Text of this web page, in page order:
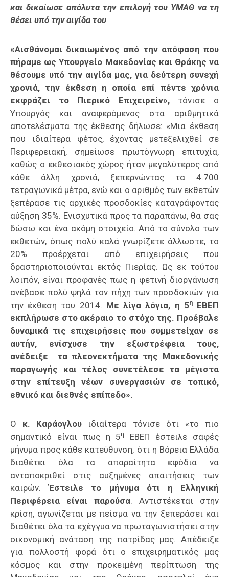
και δικαίωσε απόλυτα την επιλογή του ΥΜΑΘ να τη
θέσει υπό την αιγίδα του
«Αισθάνομαι δικαιωμένος από την απόφαση που
πήραμε ως Υπουργείο Μακεδονίας και Θράκης να
θέσουμε υπό την αιγίδα μας, για δεύτερη συνεχή
χρονιά, την έκθεση η οποία επί πέντε χρόνια
εκφράζει το Πιερικό Επιχειρείν»,τόνισε ο
Υπουργός και αναφερόμενος στα αριθμητικά
αποτελέσματα της έκθεσης δήλωσε: «Μια έκθεση
που ιδιαίτερα φέτος, έχοντας μετεξελιχθεί σε
Περιφερειακή, σημείωσε πρωτόγνωρη επιτυχία,
καθώς ο εκθεσιακός χώρος ήταν μεγαλύτερος από
κάθε άλλη χρονιά, ξεπερνώντας τα 4.700
τετραγωνικά μέτρα, ενώ και ο αριθμός των εκθετών
ξεπέρασε τις αρχικές προσδοκίες καταγράφοντας
αύξηση 35%. Ενισχυτικά προς τα παραπάνω, θα σας
δώσω και ένα ακόμη στοιχείο. Από το σύνολο των
εκθετών, όπως πολύ καλά γνωρίζετε άλλωστε, το
20% προέρχεται από επιχειρήσεις που
δραστηριοποιούνται εκτός Πιερίας. Ως εκ τούτου
λοιπόν, είναι προφανές πως η φετινή διοργάνωση
ανέβασε πολύ ψηλά τον πήχη των προσδοκιών για
την έκθεση του 2014. Με λίγα λόγια, η 5ηΕΒΕΠ
εκπλήρωσε στο ακέραιο το στόχο της. Προέβαλε
δυναμικά τις επιχειρήσεις που συμμετείχαν σε
αυτήν, ενίσχυσε την εξωστρέφεια τους,
ανέδειξε τα πλεονεκτήματα της Μακεδονικής
παραγωγής και τέλος συνετέλεσε τα μέγιστα
στην επίτευξη νέων συνεργασιών σε τοπικό,
εθνικό και διεθνές επίπεδο».
Ο κ. Καράογλου ιδιαίτερα τόνισε ότι «το πιο
σημαντικό είναι πως η 5η
ΕΒΕΠ έστειλε σαφές
μήνυμα προς κάθε κατεύθυνση, ότι η Βόρεια Ελλάδα
διαθέτει όλα τα απαραίτητα εφόδια να
ανταποκριθεί στις αυξημένες απαιτήσεις των
καιρών.Έστειλε το μήνυμα ότι η Ελληνική
Περιφέρεια είναι παρούσα. Αντιστέκεται στην
κρίση, αγωνίζεται με πείσμα να την ξεπεράσει και
διαθέτει όλα τα εχέγγυα να πρωταγωνιστήσει στην
οικονομική ανάταση της πατρίδας μας. Απέδειξε
για πολλοστή φορά ότι ο επιχειρηματικός μας
κόσμος και στην προκειμένη περίπτωση της